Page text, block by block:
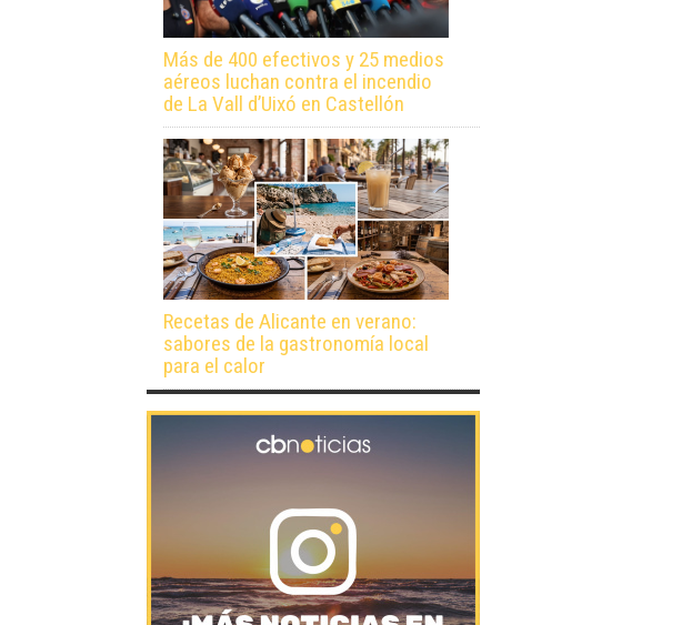
Más de 400 efectivos y 25 medios
aéreos luchan contra el incendio
de La Vall d’Uixó en Castellón
Recetas de Alicante en verano:
sabores de la gastronomía local
para el calor